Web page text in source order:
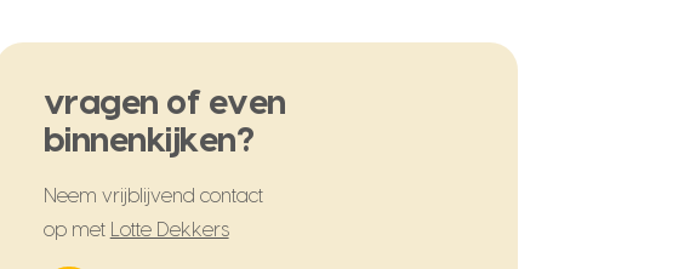
vragen of even
binnenkijken?
Neem vrijblijvend contact
op met
Lotte Dekkers